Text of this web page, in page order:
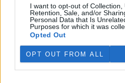
I want to opt-out of Collection,
Retention, Sale, and/or
Personal Data that Is
Purposes for which it was
Opted Out
OPT OUT FROM ALL
strany ČTK.
Dále čtěte |